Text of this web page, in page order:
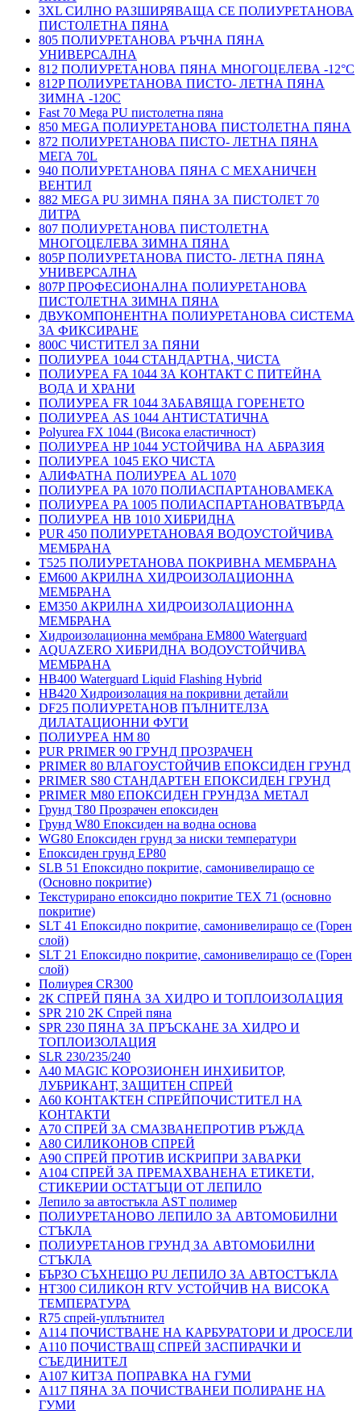
3XL СИЛНО РАЗШИРЯВАЩА СЕ ПОЛИУРЕТАНОВА
ПИСТОЛЕТНА ПЯНА
805 ПОЛИУРЕТАНОВА РЪЧНА ПЯНА
УНИВЕРСАЛНА
812 ПОЛИУРЕТАНОВА ПЯНА МНОГОЦЕЛЕВА -12°C
812P ПОЛИУРЕТАНОВА ПИСТО- ЛЕТНА ПЯНА
ЗИМНА -120С
Fast 70 Mega PU пистолетна пяна
850 MEGA ПОЛИУРЕТАНОВА ПИСТОЛЕТНА ПЯНА
872 ПОЛИУРЕТАНОВА ПИСТО- ЛЕТНА ПЯНА
МЕГА 70L
940 ПОЛИУРЕТАНОВА ПЯНА С МЕХАНИЧЕН
ВЕНТИЛ
882 MEGA PU ЗИМНА ПЯНА ЗА ПИСТОЛЕТ 70
ЛИТРА
807 ПОЛИУРЕТАНОВА ПИСТОЛЕТНА
МНОГОЦЕЛЕВА ЗИМНА ПЯНА
805P ПОЛИУРЕТАНОВА ПИСТО- ЛЕТНА ПЯНА
УНИВЕРСАЛНА
807P ПРОФЕСИОНАЛНА ПОЛИУРЕТАНОВА
ПИСТОЛЕТНА ЗИМНА ПЯНА
ДВУКОМПОНЕНТНА ПОЛИУРЕТАНОВА СИСТЕМА
ЗА ФИКСИРАНЕ
800C ЧИСТИТЕЛ ЗА ПЯНИ
ПОЛИУРЕА 1044 СТАНДАРТНА, ЧИСТА
ПОЛИУРЕА FA 1044 ЗА КОНТАКТ С ПИТЕЙНА
ВОДА И ХРАНИ
ПОЛИУРЕА FR 1044 ЗАБАВЯЩА ГОРЕНЕТО
ПОЛИУРЕА AS 1044 АНТИСТАТИЧНА
Polyurea FX 1044 (Висока еластичност)
ПОЛИУРЕА HP 1044 УСТОЙЧИВА НА АБРАЗИЯ
ПОЛИУРЕА 1045 ЕКО ЧИСТА
АЛИФАТНА ПОЛИУРЕА AL 1070
ПОЛИУРЕА PA 1070 ПОЛИАСПАРТАНОВАМЕКА
ПОЛИУРЕА PA 1005 ПОЛИАСПАРТАНОВАТВЪРДА
ПОЛИУРЕА HB 1010 ХИБРИДНА
PUR 450 ПОЛИУРЕТАНОВАЯ ВОДОУСТОЙЧИВА
МЕМБРАНА
T525 ПОЛИУРЕТАНОВА ПОКРИВНА МЕМБРАНА
EM600 АКРИЛНА ХИДРОИЗОЛАЦИОННА
МЕМБРАНА
EM350 АКРИЛНА ХИДРОИЗОЛАЦИОННА
МЕМБРАНА
Хидроизолационна мембрана EM800 Waterguard
AQUAZERO ХИБРИДНА ВОДОУСТОЙЧИВА
МЕМБРАНА
HB400 Waterguard Liquid Flashing Hybrid
HB420 Хидроизолация на покривни детайли
DF25 ПОЛИУРЕТАНОВ ПЪЛНИТЕЛЗА
ДИЛАТАЦИОННИ ФУГИ
ПОЛИУРЕА HM 80
PUR PRIMER 90 ГРУНД ПРОЗРАЧЕН
PRIMER 80 ВЛАГОУСТОЙЧИВ ЕПОКСИДЕН ГРУНД
PRIMER S80 СТАНДАРТЕН ЕПОКСИДЕН ГРУНД
PRIMER M80 ЕПОКСИДЕН ГРУНДЗА МЕТАЛ
Грунд Т80 Прозрачен епоксиден
Грунд W80 Епоксиден на водна основа
WG80 Епоксиден грунд за ниски температури
Епоксиден грунд EP80
SLB 51 Епоксидно покритие, самонивелиращо се
(Основно покритие)
Текстурирано епоксидно покритие TEX 71 (основно
покритие)
SLT 41 Епоксидно покритие, самонивелиращо се (Горен
слой)
SLT 21 Епоксидно покритие, самонивелиращо се (Горен
слой)
Полиурея CR300
2К СПРЕЙ ПЯНА ЗА ХИДРО И ТОПЛОИЗОЛАЦИЯ
SPR 210 2K Спрей пяна
SPR 230 ПЯНА ЗА ПРЪСКАНЕ ЗА ХИДРО И
ТОПЛОИЗОЛАЦИЯ
SLR 230/235/240
A40 MAGIC КОРОЗИОНЕН ИНХИБИТОР,
ЛУБРИКАНТ, ЗАЩИТЕН СПРЕЙ
A60 КОНТАКТЕН СПРЕЙПОЧИСТИТЕЛ НА
КОНТАКТИ
A70 СПРЕЙ ЗА СМАЗВАНЕПРОТИВ РЪЖДА
A80 СИЛИКОНОВ СПРЕЙ
A90 СПРЕЙ ПРОТИВ ИСКРИПРИ ЗАВАРКИ
A104 СПРЕЙ ЗА ПРЕМАХВАНЕНА ЕТИКЕТИ,
СТИКЕРИИ ОСТАТЪЦИ ОТ ЛЕПИЛО
Лепило за автостъкла AST полимер
ПОЛИУРЕТАНОВО ЛЕПИЛО ЗА АВТОМОБИЛНИ
СТЪКЛА
ПОЛИУРЕТАНОВ ГРУНД ЗА АВТОМОБИЛНИ
СТЪКЛА
БЪРЗО СЪХНЕЩО PU ЛЕПИЛО ЗА АВТОСТЪКЛА
HT300 СИЛИКОН RTV УСТОЙЧИВ НА ВИСОКА
ТЕМПЕРАТУРА
R75 спрей-уплътнител
A114 ПОЧИСТВАНЕ НА КАРБУРАТОРИ И ДРОСЕЛИ
A110 ПОЧИСТВАЩ СПРЕЙ ЗАСПИРАЧКИ И
СЪЕДИНИТЕЛ
A107 КИТЗА ПОПРАВКА НА ГУМИ
A117 ПЯНА ЗА ПОЧИСТВАНЕИ ПОЛИРАНЕ НА
ГУМИ